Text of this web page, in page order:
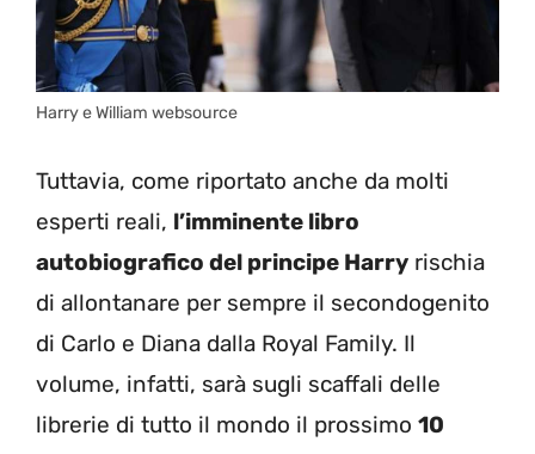
Harry e William websource
Tuttavia, come riportato anche da molti
esperti reali, l’imminente libro
autobiografico del principe Harry rischia
di allontanare per sempre il secondogenito
di Carlo e Diana dalla Royal Family. Il
volume, infatti, sarà sugli scaffali delle
librerie di tutto il mondo il prossimo 10